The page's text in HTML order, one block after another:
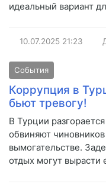
идеальный вариант
10.07.2025 21:23
События
Коррупция в
бьют тревогу!
В Турции
обвиняют
вымогательстве.
отдых могут вырасти